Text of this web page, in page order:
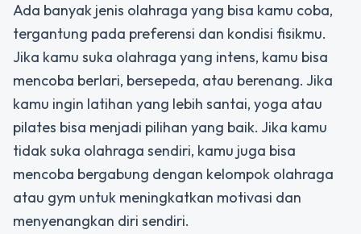
Ada banyak jenis olahraga yang bisa kamu coba,
tergantung pada preferensi dan kondisi fisikmu.
Jika kamu suka olahraga yang intens, kamu bisa
mencoba berlari, bersepeda, atau berenang. Jika
kamu ingin latihan yang lebih santai, yoga atau
pilates bisa menjadi pilihan yang baik. Jika kamu
tidak suka olahraga sendiri, kamu juga bisa
mencoba bergabung dengan kelompok olahraga
atau gym untuk meningkatkan motivasi dan
menyenangkan diri sendiri.